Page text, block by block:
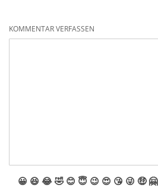
KOMMENTAR VERFASSEN
😀 😆 😂🤣 😊 😇 😉 😍 😘 😜 🤑 🤗